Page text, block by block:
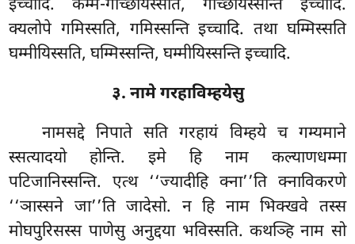
इच्चादि. कम्मे-गच्छियिस्सति, गच्छियिस्सन्ति इच्चादि.
क्यलोपे गमिस्सति, गमिस्सन्ति इच्चादि. तथा घम्मिस्सति
घम्मीयिस्सति, घम्मिस्सन्ति, घम्मीयिस्सन्ति इच्चादि.
३. नामे गरहाविम्हयेसु
नामसद्देनिपाते सति गरहायं विम्हये च गम्यमाने
स्सत्यादयो होन्ति. इमे हि नाम कल्याणधम्मा
पटिजानिस्सन्ति. एत्थ ‘‘ज्यादीहि क्ना’’ति क्नाविकरणे
‘‘ञास्सने जा’’ति जादेसो. न हि नाम भिक्खवे तस्स
मोघपुरिसस्स पाणेसु अनुद्दया भविस्सति. कथञ्हि नाम सो